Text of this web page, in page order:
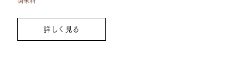
詳しく見る